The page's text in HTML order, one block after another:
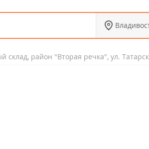
склад, район "Вторая речка", ул.